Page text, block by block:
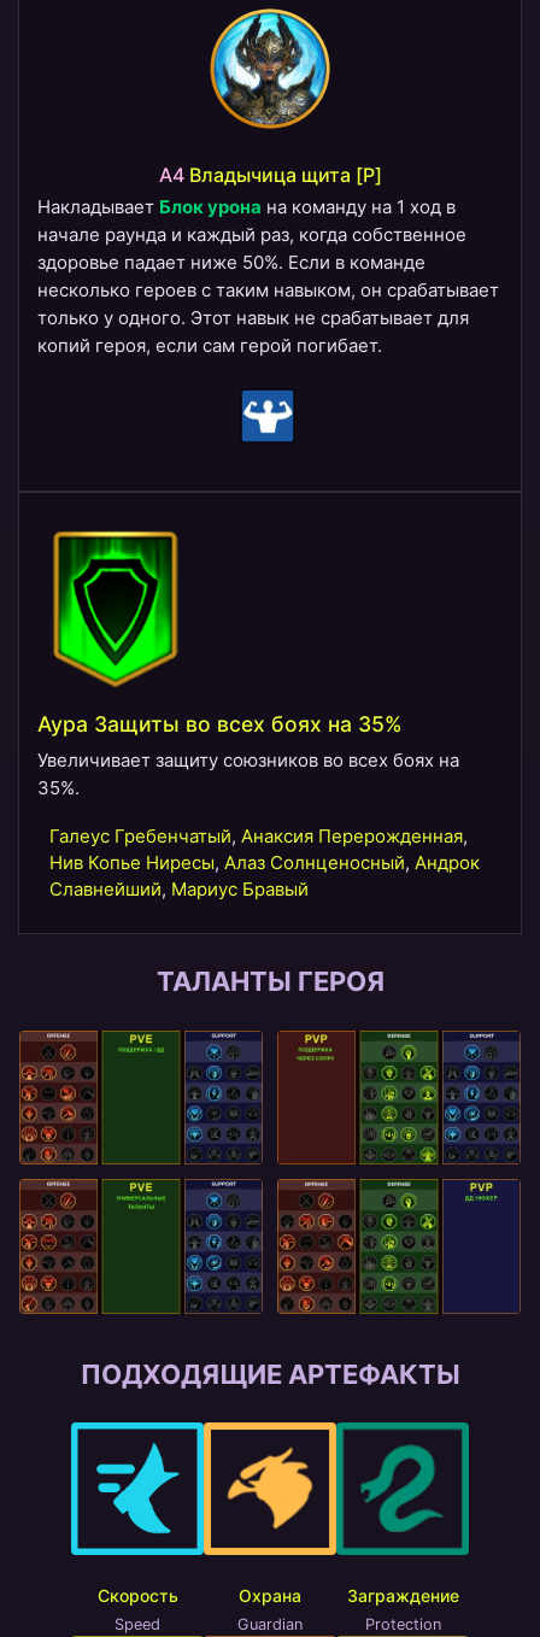
A4Владычица щита [P]
Накладывает Блок урона на команду на 1 ход в
начале раунда и каждый раз, когда собственное
здоровье падает ниже 50%. Если в команде
несколько героев с таким навыком, он срабатывает
только у одного. Этот навык не срабатывает для
копий героя, если сам герой погибает.
Аура Защиты во всех боях на 35%
Увеличивает защиту союзников во всех боях на
35%.
Галеус Гребенчатый, Анаксия Перерожденная,
Нив Копье Ниресы, Алаз Солнценосный, Андрок
Славнейший, Мариус Бравый
ТАЛАНТЫ ГЕРОЯ
ПОДХОДЯЩИЕ АРТЕФАКТЫ
Скорость
Speed
Охрана
Guardian
Заграждение
Protection